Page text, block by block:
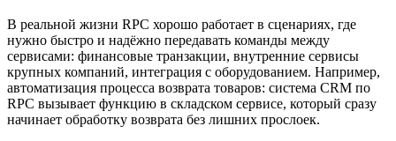
В реальной жизни RPC хорошо работает в сценариях, где
нужно быстро и надёжно передавать команды между
сервисами: финансовые транзакции, внутренние сервисы
крупных компаний, интеграция с оборудованием. Например,
автоматизация процесса возврата товаров: система CRM по
RPC вызывает функцию в складском сервисе, который сразу
начинает обработку возврата без лишних прослоек.